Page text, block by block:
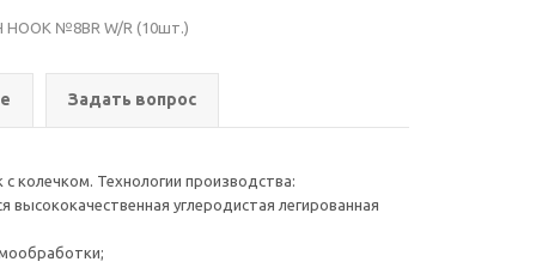
HOOK №8BR W/R (10шт.)
Задать вопрос
Технологии производства:
углеродистая легированная